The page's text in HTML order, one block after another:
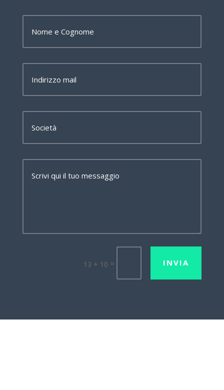
13 + 10 = INVIA